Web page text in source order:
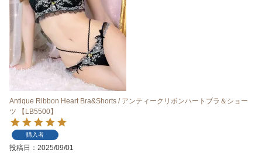
Antique Ribbon Heart Bra&Shorts / アンティークリボンハートブラ＆ショー
ツ 【LB5500】
購入者
投稿日 2025/09/01